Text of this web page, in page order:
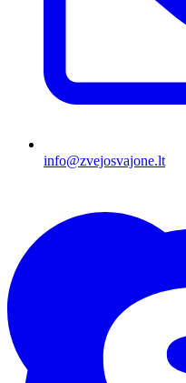
info@zvejosvajone.lt